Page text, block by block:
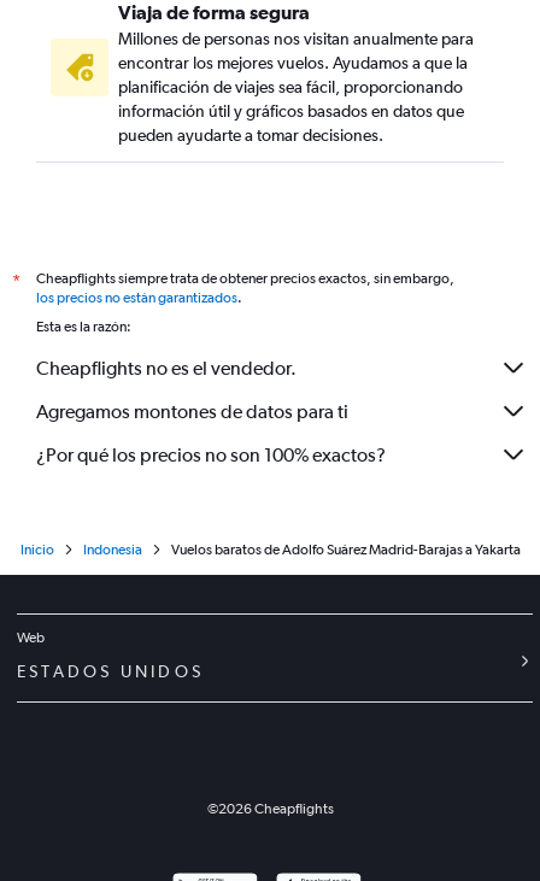
Viaja de forma segura
Millones de personas nos visitan anualmente para
encontrar los mejores vuelos. Ayudamos a que la
planificación de viajes sea fácil, proporcionando
información útil y gráficos basados en datos que
pueden ayudarte a tomar decisiones.
*
Cheapflights siempre trata de obtener precios exactos, sin embargo,
los precios no están garantizados.
Esta es la razón:
Cheapflights no es el vendedor.
Agregamos montones de datos para ti
¿Por qué los precios no son 100% exactos?
Inicio Indonesia Vuelos baratos de Adolfo Suárez Madrid-Barajas a Yakarta
Web
ESTADOS UNIDOS
©2026Cheapflights